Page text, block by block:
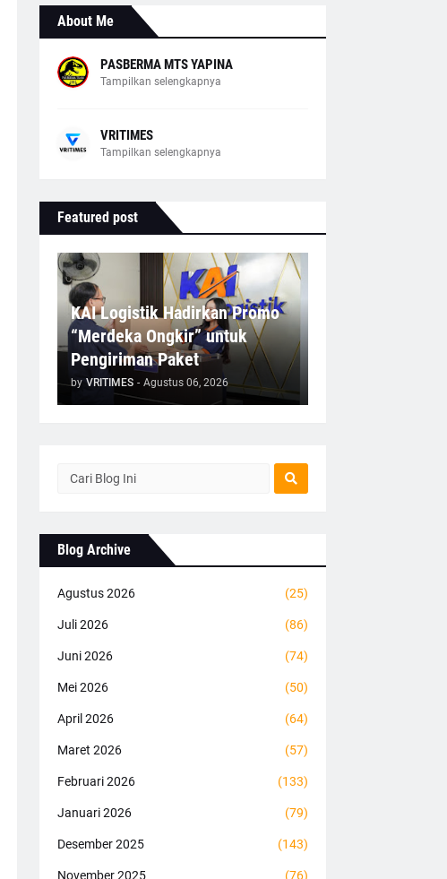
About Me
PASBERMA MTS YAPINA
Tampilkan selengkapnya
VRITIMES
Tampilkan selengkapnya
Featured post
KAI Logistik Hadirkan Promo
“Merdeka Ongkir” untuk
Pengiriman Paket
by VRITIMES - Agustus 06, 2026
Blog Archive
Agustus 2026 (25)
Juli 2026 (86)
Juni 2026 (74)
Mei 2026 (50)
April 2026 (64)
Maret 2026 (57)
Februari 2026 (133)
Januari 2026 (79)
Desember 2025 (143)
November 2025 (76)